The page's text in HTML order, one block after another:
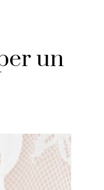
un